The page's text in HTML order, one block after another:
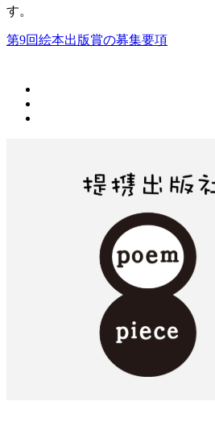
す。
第9回絵本出版賞の募集要項